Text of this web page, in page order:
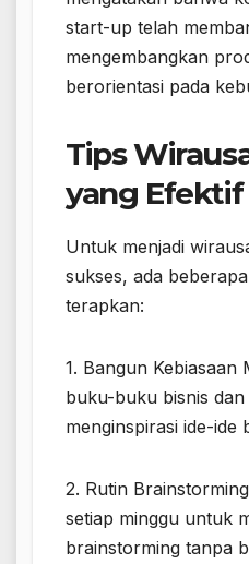
start-up telah
mengembangkan
berorientasi pada
Tips
yang Efektif
Untuk menjadi
sukses, ada
terapkan:
1. Bangun Kebiasaan
buku-buku bisnis
menginspirasi ide-ide
2. Rutin
setiap minggu untuk
brainstorming tanpa